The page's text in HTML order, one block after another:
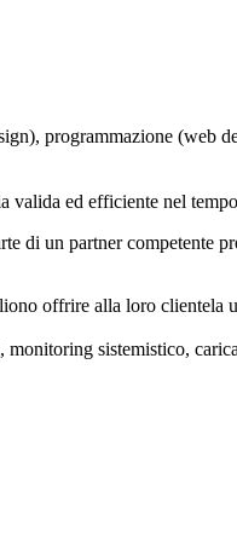
programmazione (web
valida ed efficiente nel
di un partner competente
offrire alla loro clientela
sistemistico,